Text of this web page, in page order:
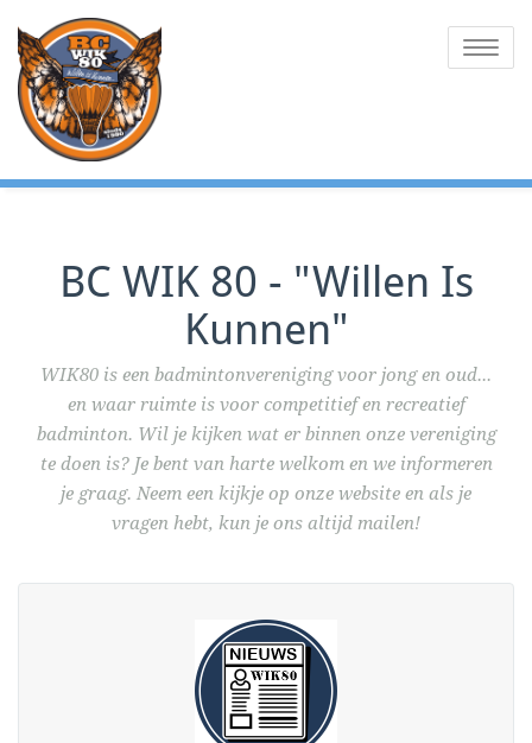
naar
inhoud
BC WIK 80
Willen is Kunnen
Toggle
BC WIK 80 - "Willen Is
Kunnen"
WIK80 is een badmintonvereniging voor jong en oud...
en waar ruimte is voor competitief en recreatief
badminton. Wil je kijken wat er binnen onze vereniging
te doen is? Je bent van harte welkom en we informeren
je graag. Neem een kijkje op onze website en als je
vragen hebt, kun je ons altijd mailen!